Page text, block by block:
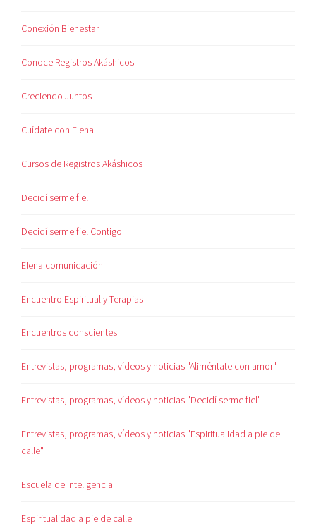
Conexión Bienestar
Conoce Registros Akáshicos
Creciendo Juntos
Cuídate con Elena
Cursos de Registros Akáshicos
Decidí serme fiel
Decidí serme fiel Contigo
Elena comunicación
Encuentro Espiritual y Terapias
Encuentros conscientes
Entrevistas, programas, vídeos y noticias "Aliméntate con amor"
Entrevistas, programas, vídeos y noticias "Decidí serme fiel"
Entrevistas, programas, vídeos y noticias "Espiritualidad a pie de
calle"
Escuela de Inteligencia
Espiritualidad a pie de calle